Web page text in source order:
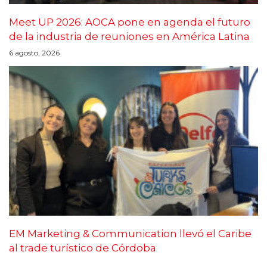
Meet UP 2026: AOCA pone en agenda el futuro
de la industria de reuniones en América Latina
6 agosto, 2026
EM Marketing & Communication llevó el Caribe
al trade turístico de Córdoba